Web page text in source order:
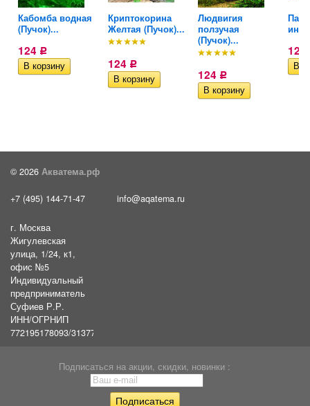
Кабомба водная
(Пучок)...
124 Р
Криптокорина
Желтая (Пучок)...
124 Р
Людвигия
ползучая
(Пучок)...
124 Р
124
© 2026 Акватема.рф
+7 (495) 144-71-47 info@aqatema.ru
г. Москва
Жигулевская
улица, 1/24, к1,
офис №5
Индивидуальный
предприниматель
Суфиев Р.Р.
ИНН/ОГРНИП
772195178093/31377461610054
Подписаться на акции, скидки, новинки :